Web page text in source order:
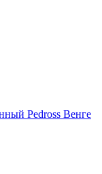
Pedross Венге